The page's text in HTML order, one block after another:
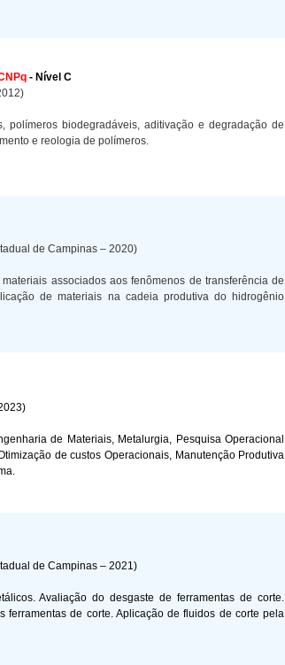
- Nível C
polímeros biodegradáveis, aditivação e degradação de
e reologia de polímeros.
de Campinas – 2020)
associados aos fenômenos de transferência de
de materiais na cadeia produtiva do hidrogênio
de Materiais, Metalurgia, Pesquisa Operacional
de custos Operacionais, Manutenção Produtiva
de Campinas– 2021)
Avaliação do desgaste de ferramentas de corte.
de corte. Aplicação de fluidos de corte pela